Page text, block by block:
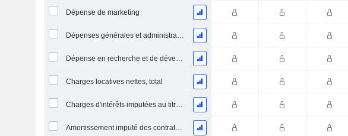
Dépense de marketing
Dépenses générales et administratives
Dépense en recherche et de développement
Charges locatives nettes, total
Charges d'intérêts imputées au titre des contrats de location
Amortissement imputé des contrats de location simple